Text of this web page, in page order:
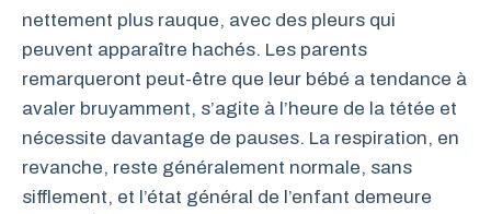
nettement plus rauque, avec des pleurs qui
peuvent apparaître hachés. Les parents
remarqueront peut-être que leur bébé a tendance à
avaler bruyamment, s’agite à l’heure de la tétée et
nécessite davantage de pauses. La respiration, en
revanche, reste généralement normale, sans
sifflement, et l’état général de l’enfant demeure